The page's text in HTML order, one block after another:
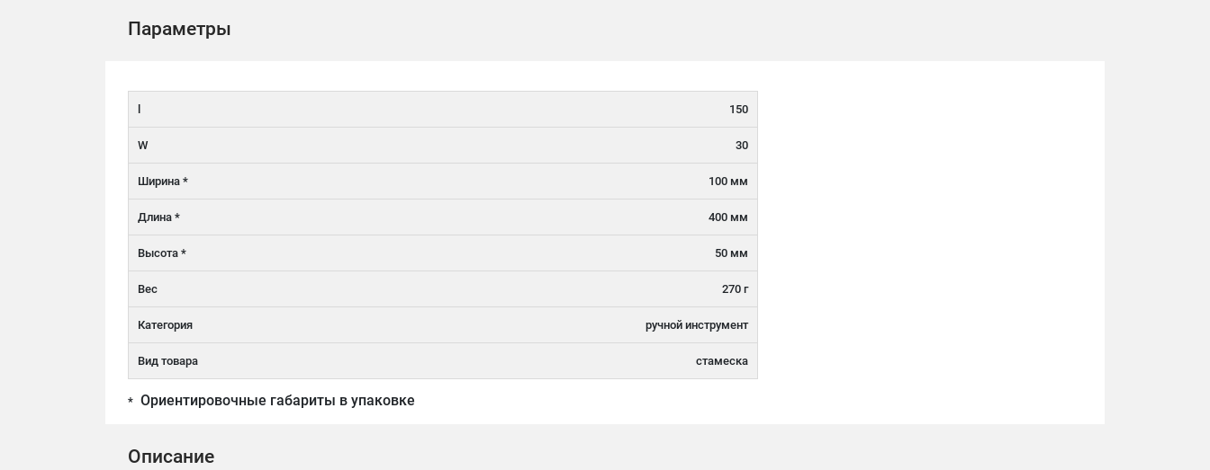
Параметры
150
W 30
Ширина * 100 мм
Длина * 400 мм
Высота * 50 мм
Вес 270 г
Категория ручной инструмент
Вид товара стамеска
* Ориентировочные габариты в упаковке
Описание